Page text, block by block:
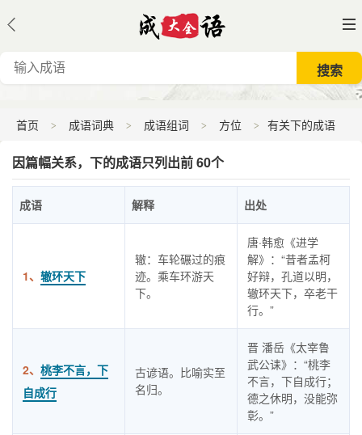
首页 成语词典 成语组词 方位 有关下的成语
因篇幅关系，下的成语只列出前 60个
成语 解释 出处
1、 辙环天下
辙：车轮碾过的痕
迹。乘车环游天
下。
唐·韩愈《进学
解》：“昔者孟柯
好辩，孔道以明，
辙环天下，卒老干
行。”
2、 桃李不言，下
自成行
古谚语。比喻实至
名归。
晋 潘岳《太宰鲁
武公诔》：“桃李
不言，下自成行；
德之休明，没能弥
彰。”